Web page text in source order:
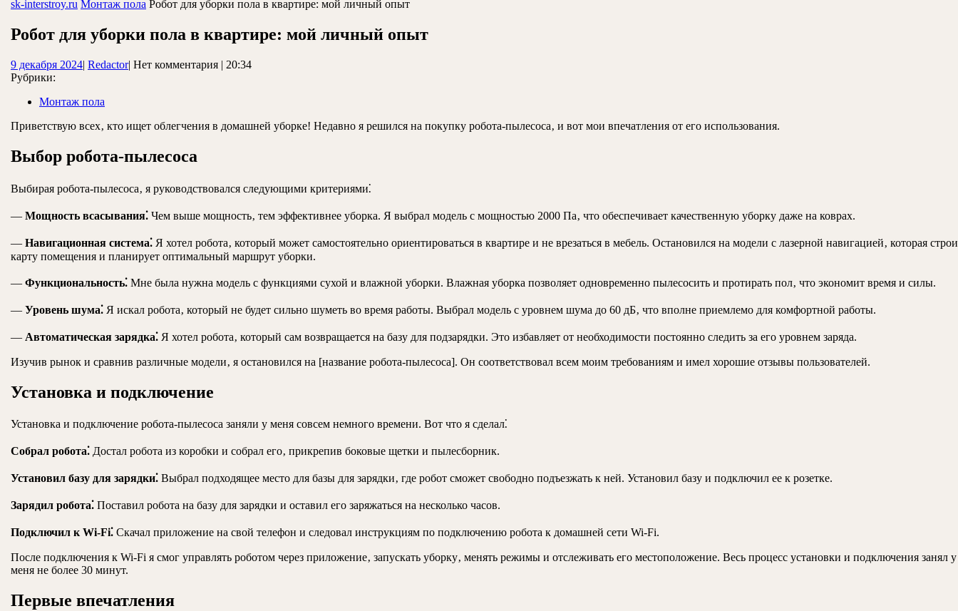
sk-interstroy.ru Монтаж пола Робот для уборки пола в квартире: мой личный опыт
Робот для уборки пола в квартире: мой личный опыт
9 декабря 20249| RedactorRedactor
| Нет комментария | 20:34
Рубрики:
Монтаж пола
Приветствую всех‚ кто ищет облегчения в домашней уборке! Недавно я решился на покупку робота-пылесоса‚ и вот мои впечатления от его использования.
Выбор робота-пылесоса
Выбирая робота-пылесоса‚ я руководствовался следующими критериями⁚
— Мощность всасывания⁚ Чем выше мощность‚ тем эффективнее уборка. Я выбрал модель с мощностью 2000 Па‚ что обеспечивает качественную уборку даже на коврах.
— Навигационная система⁚ Я хотел робота‚ который может самостоятельно ориентироваться в квартире и не врезаться в мебель. Остановился на модели с лазерной навигацией‚ которая
карту помещения и планирует оптимальный маршрут уборки.
— Функциональность⁚ Мне была нужна модель с функциями сухой и влажной уборки. Влажная уборка позволяет одновременно пылесосить и протирать пол‚ что экономит время и силы.
— Уровень шума⁚ Я искал робота‚ который не будет сильно шуметь во время работы. Выбрал модель с уровнем шума до 60 дБ‚ что вполне приемлемо для комфортной работы.
— Автоматическая зарядка⁚ Я хотел робота‚ который сам возвращается на базу для подзарядки. Это избавляет от необходимости постоянно следить за его уровнем заряда.
Изучив рынок и сравнив различные модели‚ я остановился на [название робота-пылесоса]. Он соответствовал всем моим требованиям и имел хорошие отзывы пользователей.
Установка и подключение
Установка и подключение робота-пылесоса заняли у меня совсем немного времени. Вот что я сделал⁚
Собрал робота⁚ Достал робота из коробки и собрал его‚ прикрепив боковые щетки и пылесборник.
Установил базу для зарядки⁚ Выбрал подходящее место для базы для зарядки‚ где робот сможет свободно подъезжать к ней. Установил базу и подключил ее к розетке.
Зарядил робота⁚ Поставил робота на базу для зарядки и оставил его заряжаться на несколько часов.
Подключил к Wi-Fi⁚ Скачал приложение на свой телефон и следовал инструкциям по подключению робота к домашней сети Wi-Fi.
После подключения к Wi-Fi я смог управлять роботом через приложение‚ запускать уборку‚ менять режимы и отслеживать его местоположение. Весь процесс установки и подключения занял у
меня не более 30 минут.
Первые впечатления